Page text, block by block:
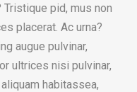
pid, mus non
placerat. Ac urna?
augue pulvinar,
ultrices nisi pulvinar,
habitassea,